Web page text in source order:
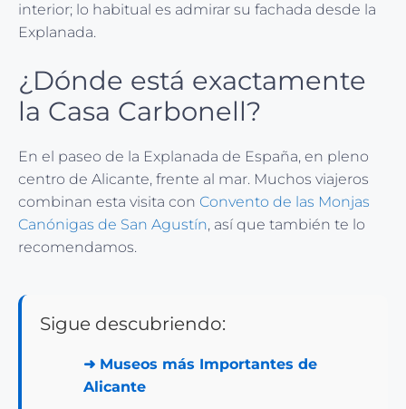
interior; lo habitual es admirar su fachada desde la
Explanada.
¿Dónde está exactamente
la Casa Carbonell?
En el paseo de la Explanada de España, en pleno
centro de Alicante, frente al mar. Muchos viajeros
combinan esta visita con Convento de las Monjas
Canónigas de San Agustín, así que también te lo
recomendamos.
Sigue descubriendo:
➜ Museos más Importantes de
Alicante